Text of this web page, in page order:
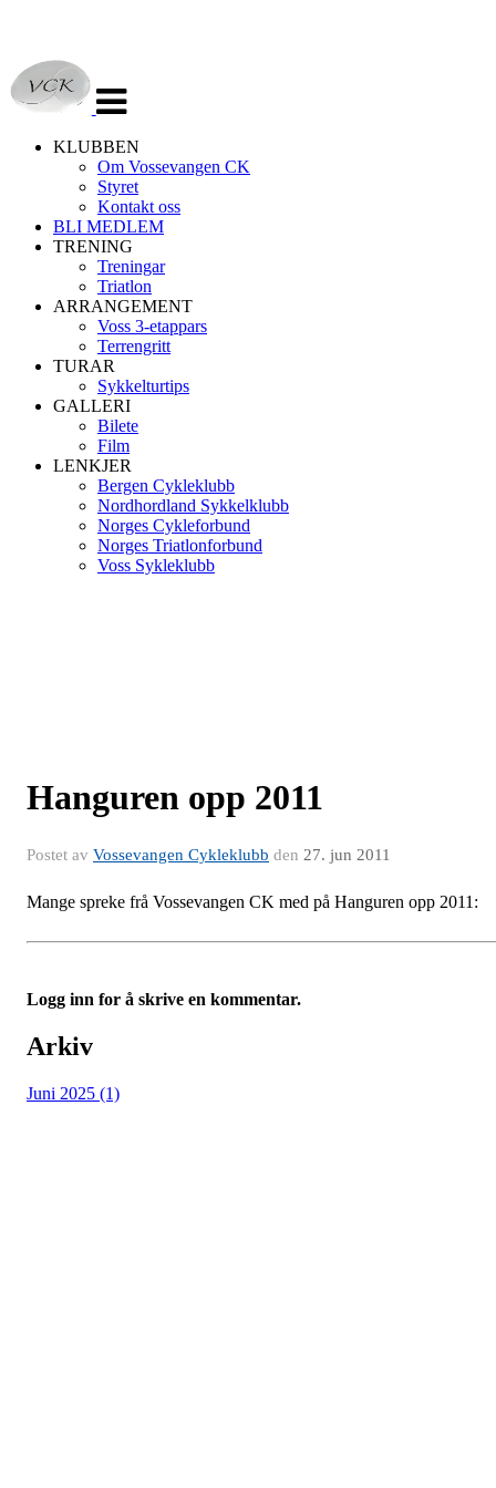
navigasjon
KLUBBEN
Om Vossevangen CK
Styret
Kontakt oss
BLI MEDLEM
TRENING
Treningar
Triatlon
ARRANGEMENT
Voss 3-etappars
Terrengritt
TURAR
Sykkelturtips
GALLERI
Bilete
Film
LENKJER
Bergen Cykleklubb
Nordhordland Sykkelklubb
Norges Cykleforbund
Norges Triatlonforbund
Voss Sykleklubb
Hanguren opp 2011
Postet av Vossevangen Cykleklubb den 27. jun 2011
Mange spreke frå Vossevangen CK med på Hanguren opp 2011:
Logg inn for å skrive en kommentar.
Arkiv
Juni 2025 (1)